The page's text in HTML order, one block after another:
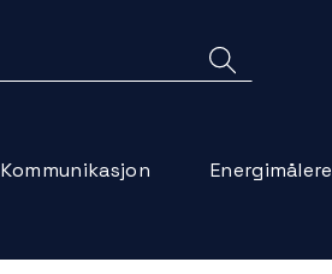
Kommunikasjon Energimålere